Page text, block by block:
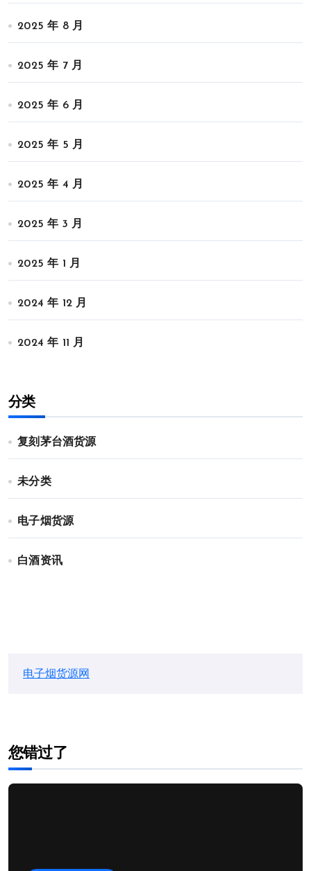
2025 年 8 月
2025 年 7 月
2025 年 6 月
2025 年 5 月
2025 年 4 月
2025 年 3 月
2025 年 1 月
2024 年 12 月
2024 年 11 月
分类
复刻茅台酒货源
未分类
电子烟货源
白酒资讯
电子烟货源网
您错过了